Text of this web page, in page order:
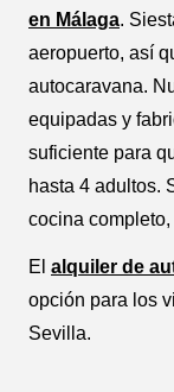
en Málaga.
aeropuerto, así
autocaravana.
equipadas y
suficiente para
hasta 4 adultos.
cocina
El alquiler de
opción para los
Sevilla.